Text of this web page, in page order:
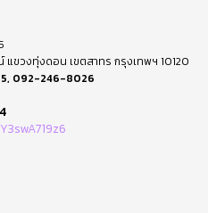
ขวงทุ่งดอน เขตสาทร กรุงเทพฯ 10120
, 092-246-8026